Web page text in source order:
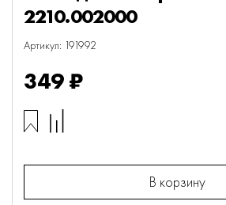
2210.002000
Артикул: 191992
349 ₽
В корзину